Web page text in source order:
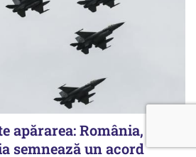
apărarea: România,
semnează un acord